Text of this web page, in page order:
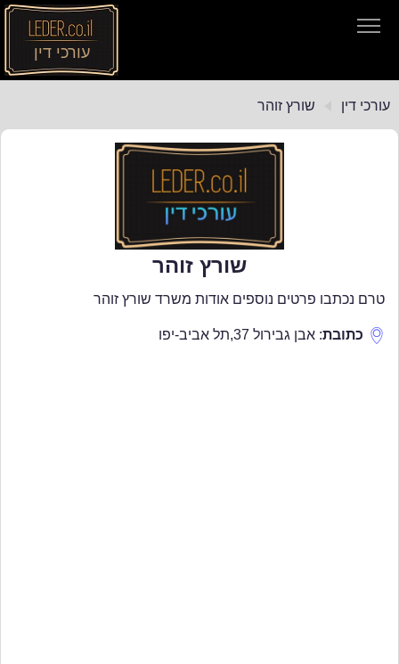
עורכי דין
עורכי דין
עורכי דין שורץ זוהר
שורץ זוהר
טרם נכתבו פרטים נוספים אודות משרד שורץ זוהר
כתובת: אבן גבירול 37 ,תל אביב-יפו